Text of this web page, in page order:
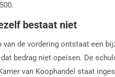
bestaat niet
van de vordering ontstaat een
bedrag niet opeisen. De
van Koophandel staat